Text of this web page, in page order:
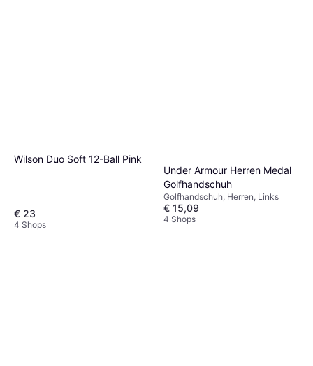
Wilson Duo Soft 12-Ball Pink
€ 23
4 Shops
Under Armour Herren Medal
Golfhandschuh
Golfhandschuh, Herren, Links
€ 15,09
4 Shops